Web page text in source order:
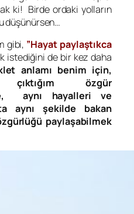
ki! Birde ordaki yolların
düşünürsen…
gibi, ”Hayat paylaştıkca
istediğini de bir kez daha
anlamı benim için,
özgür
aynı hayalleri ve
aynı şekilde bakan
paylaşabilmek